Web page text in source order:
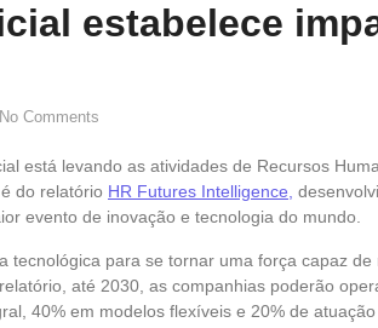
estabelece
No Comments
está levando as atividades de Recursos
do relatório HR Futures Intelligence,
evento de inovação e tecnologia do mundo.
tecnológica para se tornar uma força capaz
até 2030, as companhias poderão
40% em modelos flexíveis e 20% de